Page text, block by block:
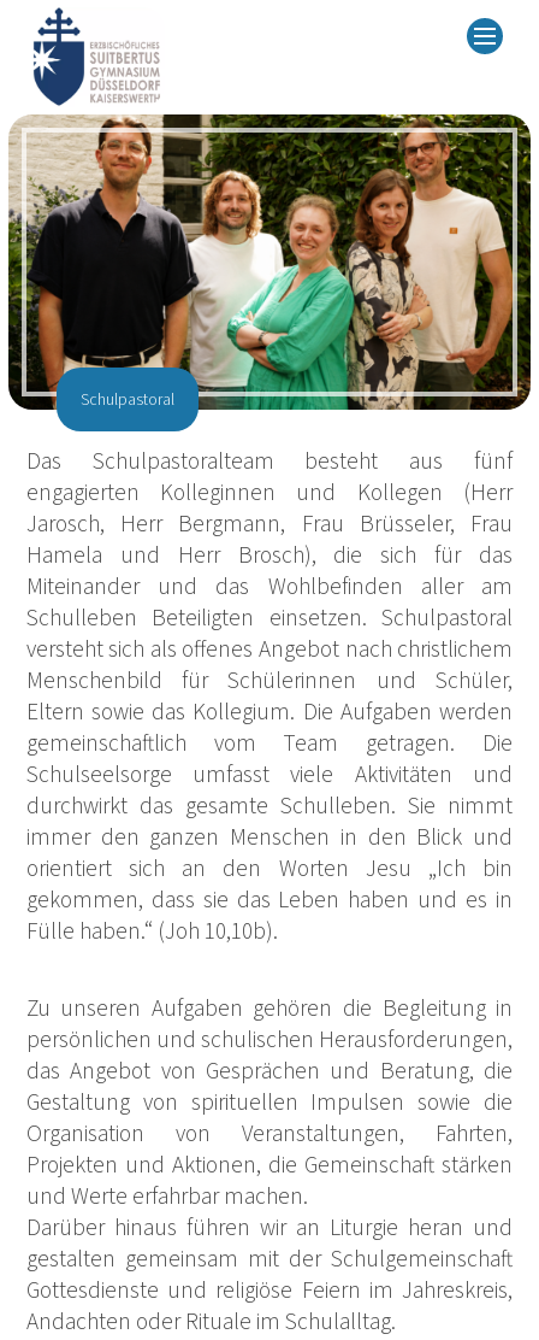
Schulpastoral
Das Schulpastoralteam besteht aus fünf
engagierten Kolleginnen und Kollegen (Herr
Jarosch, Herr Bergmann, Frau Brüsseler, Frau
Hamela und Herr Brosch), die sich für das
Miteinander und das Wohlbefinden aller am
Schulleben Beteiligten einsetzen. Schulpastoral
versteht sich als offenes Angebot nach christlichem
Menschenbild für Schülerinnen und Schüler,
Eltern sowie das Kollegium. Die Aufgaben werden
gemeinschaftlich vom Team getragen. Die
Schulseelsorge umfasst viele Aktivitäten und
durchwirkt das gesamte Schulleben. Sie nimmt
immer den ganzen Menschen in den Blick und
orientiert sich an den Worten Jesu „Ich bin
gekommen, dass sie das Leben haben und es in
Fülle haben.“ (Joh 10,10b).
Zu unseren Aufgaben gehören die Begleitung in
persönlichen und schulischen Herausforderungen,
das Angebot von Gesprächen und Beratung, die
Gestaltung von spirituellen Impulsen sowie die
Organisation von Veranstaltungen, Fahrten,
Projekten und Aktionen, die Gemeinschaft stärken
und Werte erfahrbar machen.
Darüber hinaus führen wir an Liturgie heran und
gestalten gemeinsam mit der Schulgemeinschaft
Gottesdienste und religiöse Feiern im Jahreskreis,
Andachten oder Rituale im Schulalltag.